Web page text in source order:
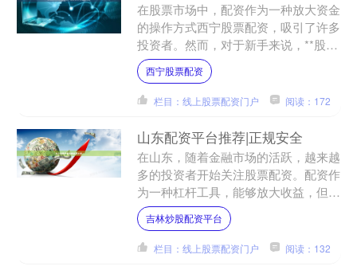
在股票市场中，配资作为一种放大资金
的操作方式西宁股票配资，吸引了许多
投资者。然而，对于新手来说，**股票
配资利息怎么算**常常是一个令人困惑
的问题。本文将详细解....
西宁股票配资
栏目：线上股票配资门户 阅读：172
山东配资平台推荐|正规安全
在山东，随着金融市场的活跃，越来越
多的投资者开始关注股票配资。配资作
为一种杠杆工具，能够放大收益，但也
伴随着较高的风险。因此，选择一家正
规安全的配资平台至关重要....
吉林炒股配资平台
栏目：线上股票配资门户 阅读：132